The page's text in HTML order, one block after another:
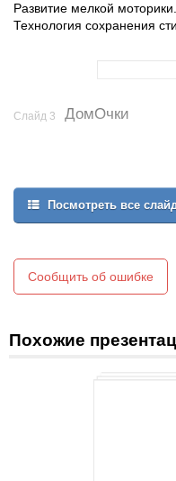
Развитие мелкой моторики.
Технология сохранения
Слайд 3 ДомОчки
Посмотреть все
Сообщить об ошибке
Похожие